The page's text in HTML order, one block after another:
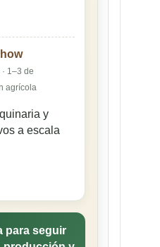
1–3 de
agrícola
y
a escala
para seguir